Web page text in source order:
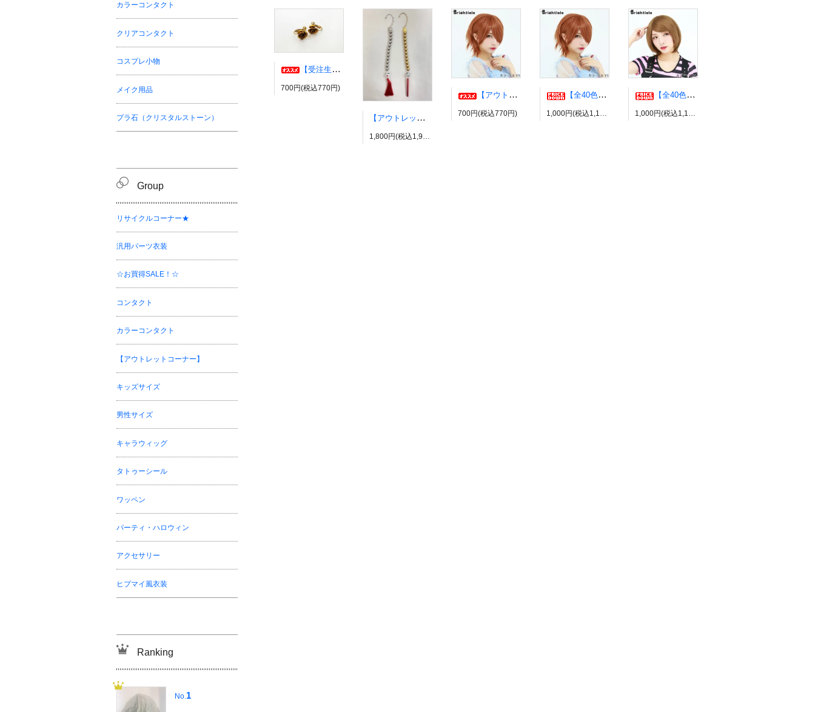
【受注生産】伊弉冉一二三イヤリング・ピアス ヒプノシスマイク風 ひふみ ヒプマイ
700円(税込770円)
【アウトレット】有栖川帝統イヤーカフ ヒプノシスマイク風 ダイス だいす ヒプマイ
1,800円(税込1,980円)
【アウトレット】コスプレウィッグ ブライトララ【展示品】
700円(税込770円)
【全40色】エアリーウルフ コスプレウィッグ ブライトララ
1,000円(税込1,100円)
【全40色】エッグショート コスプレウィッグ ブライトララ
1,000円(税込1,100円)
カラーコンタクト
クリアコンタクト
コスプレ小物
メイク用品
プラ石（クリスタルストーン）
Group
リサイクルコーナー★
汎用パーツ衣装
☆お買得SALE！☆
コンタクト
カラーコンタクト
【アウトレットコーナー】
キッズサイズ
男性サイズ
キャラウィッグ
タトゥーシール
ワッペン
パーティ・ハロウィン
アクセサリー
ヒプマイ風衣装
Ranking
No. 1